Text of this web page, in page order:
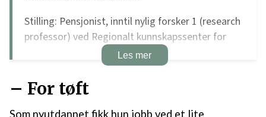
Stilling: Pensjonist, inntil nylig forsker 1 (research
professor) ved Regionalt kunnskapssenter for
barn og unge (RKBU Vest)
arbeid
– For tøft
Som nyutdannet fikk hun jobb ved et lite